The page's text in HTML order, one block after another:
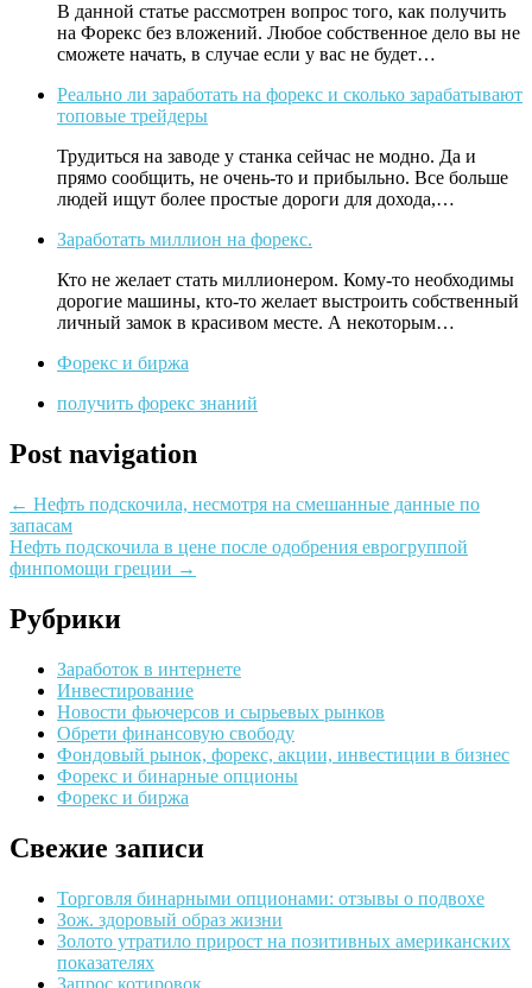
В данной статье рассмотрен вопрос того, как получить
на Форекс без вложений. Любое собственное дело вы не
сможете начать, в случае если у вас не будет…
Реально ли заработать на форекс и сколько зарабатывают
топовые трейдеры
Трудиться на заводе у станка сейчас не модно. Да и
прямо сообщить, не очень-то и прибыльно. Все больше
людей ищут более простые дороги для дохода,…
Заработать миллион на форекс.
Кто не желает стать миллионером. Кому-то необходимы
дорогие машины, кто-то желает выстроить собственный
личный замок в красивом месте. А некоторым…
Форекс и биржа
получить форекс знаний
Post navigation
← Нефть подскочила, несмотря на смешанные данные по
запасам
Нефть подскочила в цене после одобрения еврогруппой
финпомощи греции →
Рубрики
Заработок в интернете
Инвестирование
Новости фьючерсов и сырьевых рынков
Обрети финансовую свободу
Фондовый рынок, форекс, акции, инвестиции в бизнес
Форекс и бинарные опционы
Форекс и биржа
Свежие записи
Торговля бинарными опционами: отзывы о подвохе
Зож. здоровый образ жизни
Золото утратило прирост на позитивных американских
показателях
Запрос котировок